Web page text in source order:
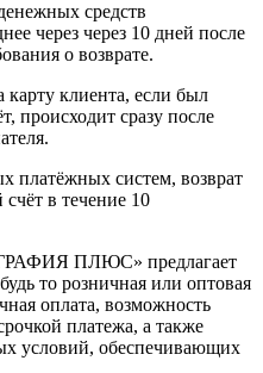
средств
через через 10 дней после
о возврате.
карту клиента, если был
происходит сразу после
платёжных систем, возврат
в течение 10
ПЛЮС» предлагает
то розничная или оптовая
оплата, возможность
платежа, а также
условий, обеспечивающих